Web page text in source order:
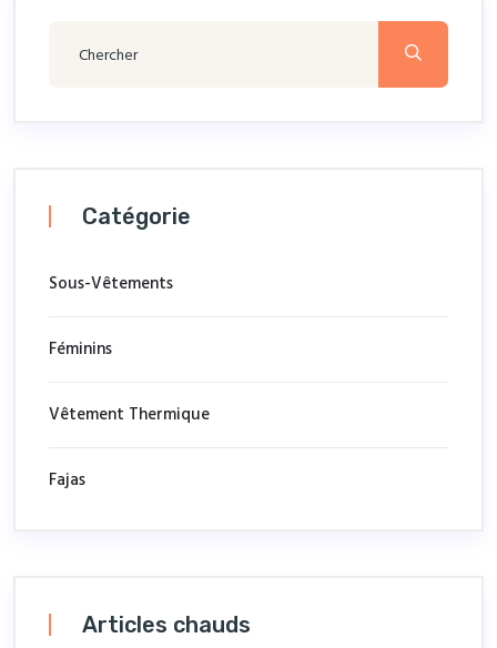
Catégorie
Sous-Vêtements
Féminins
Vêtement Thermique
Fajas
Articles chauds